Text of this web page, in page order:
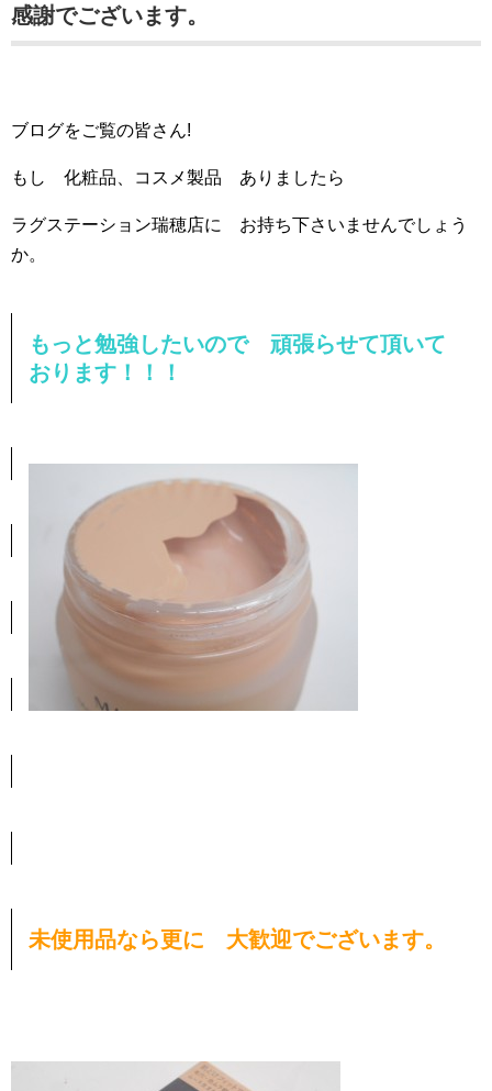
感謝でございます。
ブログをご覧の皆さん!
もし 化粧品、コスメ製品 ありましたら
ラグステーション瑞穂店に お持ち下さいませんでしょう
か。
もっと勉強したいので 頑張らせて頂いて
おります！！！
未使用品なら更に 大歓迎でございます。